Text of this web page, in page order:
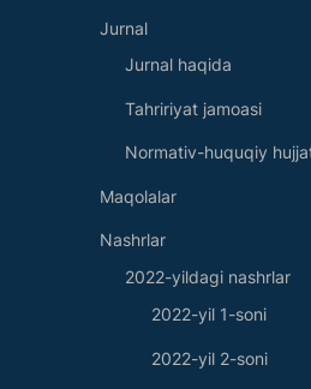
Jurnal
Jurnal haqida
Tahririyat jamoasi
Normativ-huquqiy
Maqolalar
Nashrlar
2022-yildagi nashrlar
2022-yil 1-soni
2022-yil 2-soni